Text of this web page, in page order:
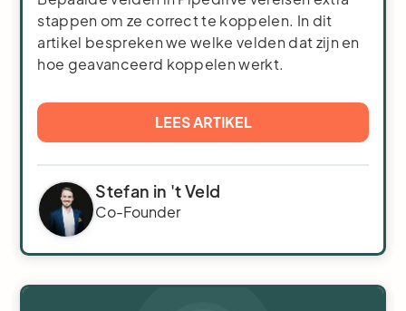
stappen om ze correct te koppelen. In dit
artikel bespreken we welke velden dat zijn en
hoe geavanceerd koppelen werkt.
LEES ARTIKEL
Stefan in 't Veld
Co-Founder